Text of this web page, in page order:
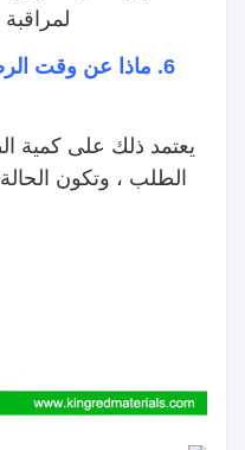
لمراقبة
6. ماذا عن وقت
يعتمد ذلك على كمية
الطلب ، وتكون الحالة